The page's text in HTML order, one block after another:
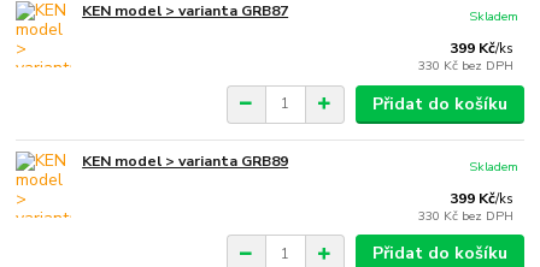
KEN model > varianta GRB87
399 Kč/ks
330 Kč bez DPH
Skladem
Přidat do košíku
KEN model > varianta GRB89
399 Kč/ks
330 Kč bez DPH
Skladem
Přidat do košíku